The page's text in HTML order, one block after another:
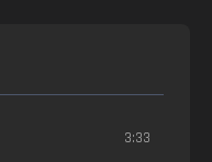
3:33